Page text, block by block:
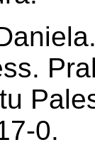
0.